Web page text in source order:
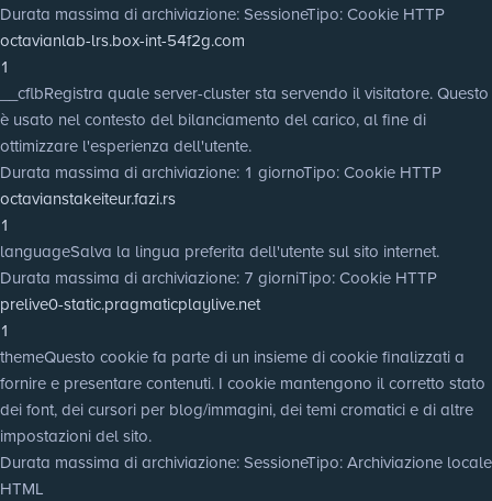
Durata massima di archiviazione: SessioneTipo: Cookie HTTP
octavianlab-lrs.box-int-54f2g.com
1
__cflbRegistra quale server-cluster sta servendo il visitatore. Questo
è usato nel contesto del bilanciamento del carico, al fine di
ottimizzare l'esperienza dell'utente.
Durata massima di archiviazione: 1 giornoTipo: Cookie HTTP
octavianstakeiteur.fazi.rs
1
languageSalva la lingua preferita dell'utente sul sito internet.
Durata massima di archiviazione: 7 giorniTipo: Cookie HTTP
prelive0-static.pragmaticplaylive.net
1
themeQuesto cookie fa parte di un insieme di cookie finalizzati a
fornire e presentare contenuti. I cookie mantengono il corretto stato
dei font, dei cursori per blog/immagini, dei temi cromatici e di altre
impostazioni del sito.
Durata massima di archiviazione: SessioneTipo: Archiviazione locale
HTML